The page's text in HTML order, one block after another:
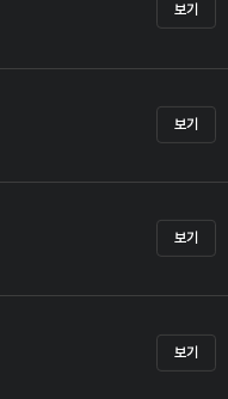
보기
보기
보기
보기